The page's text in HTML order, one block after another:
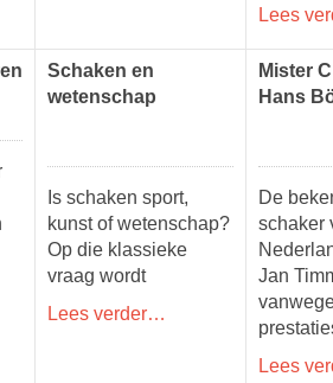
Lees
Schaken en
wetenschap
Is schaken sport,
kunst of wetenschap?
Op die klassieke
vraag wordt
Lees verder…
Mister
Hans
De
schaker
Jan
Lees